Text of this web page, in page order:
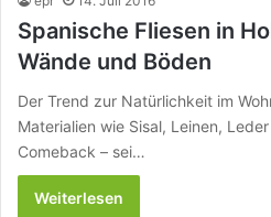
Spanische Fliesen in
Wände und Böden
Der Trend zur Natürlichkeit im
Materialien wie Sisal, Leinen,
Comeback – sei…
Weiterlesen